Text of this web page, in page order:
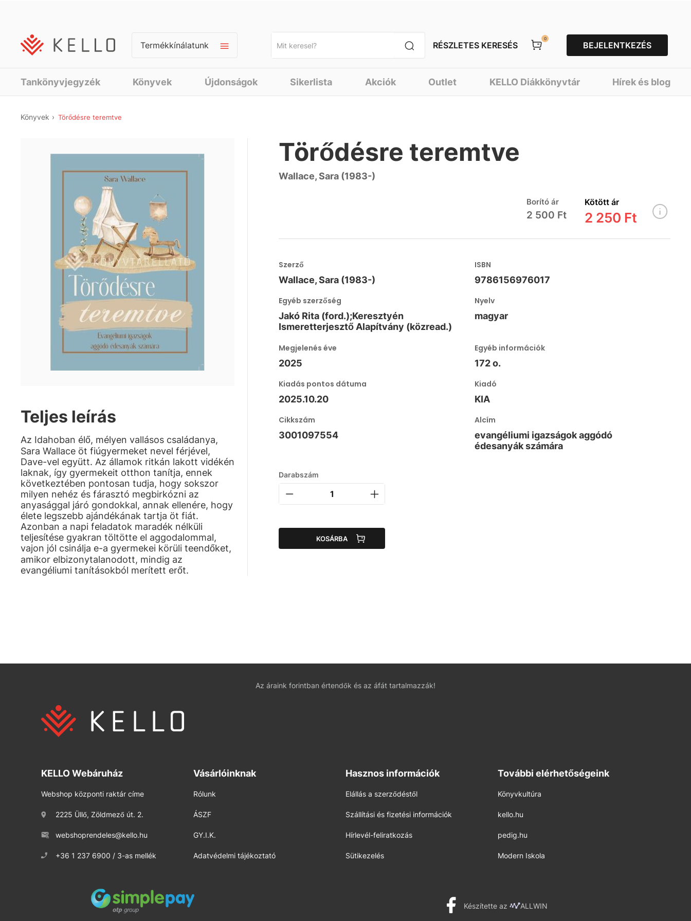
Termékkínálatunk RÉSZLETES KERESÉS
0
BEJELENTKEZÉS
Tankönyvjegyzék Könyvek Újdonságok Sikerlista Akciók Outlet KELLO Diákkönyvtár Hírek és blog
Könyvek Törődésre teremtve
Teljes leírás
Az Idahoban élő, mélyen vallásos családanya,
Sara Wallace öt fiúgyermeket nevel férjével,
Dave-vel együtt. Az államok ritkán lakott vidékén
laknak, így gyermekeit otthon tanítja, ennek
következtében pontosan tudja, hogy sokszor
milyen nehéz és fárasztó megbirkózni az
anyasággal járó gondokkal, annak ellenére, hogy
élete legszebb ajándékának tartja öt fiát.
Azonban a napi feladatok maradék nélküli
teljesítése gyakran töltötte el aggodalommal,
vajon jól csinálja e-a gyermekei körüli teendőket,
amikor elbizonytalanodott, mindig az
evangéliumi tanításokból merített erőt.
Törődésre teremtve
Wallace, Sara (1983-)
Borító ár
2 500 Ft
Kötött ár
2 250 Ft
Szerző
Wallace, Sara (1983-)
ISBN
9786156976017
Egyéb szerzőség
Jakó Rita (ford.);Keresztyén
Ismeretterjesztő Alapítvány (közread.)
Nyelv
magyar
Megjelenés éve
2025
Egyéb információk
172 o.
Kiadás pontos dátuma
2025.10.20
Kiadó
KIA
Cikkszám
3001097554
Alcím
evangéliumi igazságok aggódó
édesanyák számára
Darabszám
KOSÁRBA
Az áraink forintban értendők és az áfát tartalmazzák!
KELLO Webáruház
Webshop központi raktár címe
2225 Üllő, Zöldmező út. 2.
webshoprendeles@kello.hu
+36 1 237 6900 / 3-as mellék
Vásárlóinknak
Rólunk
ÁSZF
GY.I.K.
Adatvédelmi tájékoztató
Hasznos információk
Elállás a szerződéstől
Szállítási és fizetési információk
Hírlevél-feliratkozás
Sütikezelés
További elérhetőségeink
Könyvkultúra
kello.hu
pedig.hu
Modern Iskola
Készítette az ALLWIN